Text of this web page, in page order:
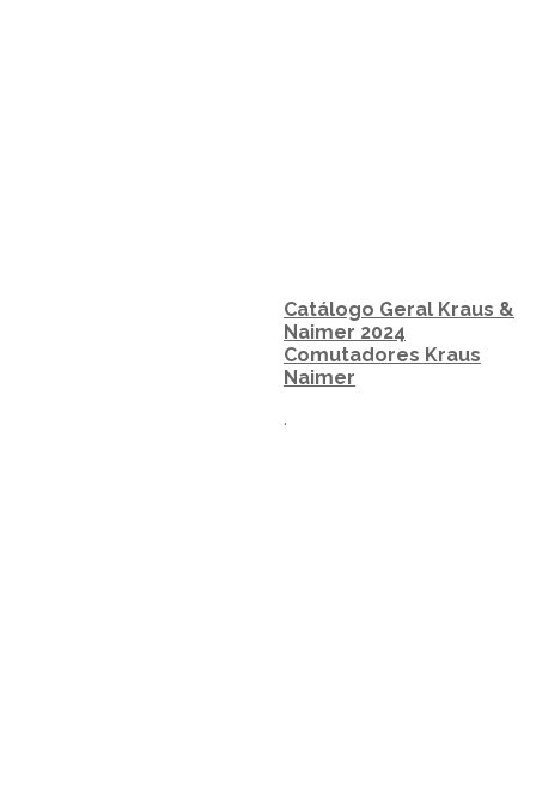
Catálogo Geral Kraus &
Naimer 2024
Comutadores Kraus
Naimer
.